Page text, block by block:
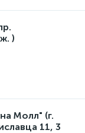
)
Молл" (г.
11, 3